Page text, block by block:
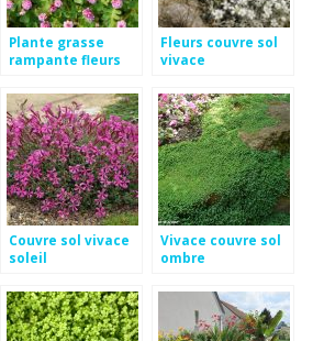
Plante grasse
rampante fleurs
Fleurs couvre sol
vivace
Couvre sol vivace
soleil
Vivace couvre sol
ombre